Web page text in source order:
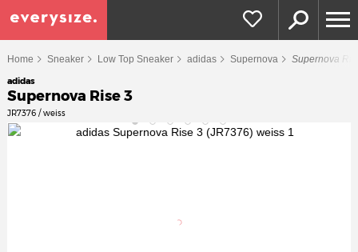
Home Sneaker Low Top Sneaker adidas Supernova Supernova
adidas
Supernova Rise 3
JR7376 / weiss